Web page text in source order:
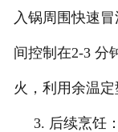
入锅周围快速
间控制在2-3 分
火，利用余温定
3. 后续烹饪